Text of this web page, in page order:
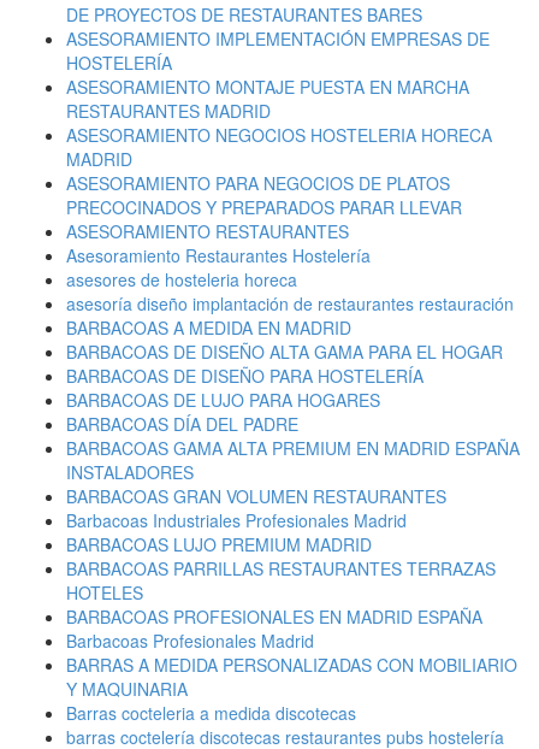
DE PROYECTOS DE RESTAURANTES BARES
ASESORAMIENTO IMPLEMENTACIÓN EMPRESAS DE
HOSTELERÍA
ASESORAMIENTO MONTAJE PUESTA EN MARCHA
RESTAURANTES MADRID
ASESORAMIENTO NEGOCIOS HOSTELERIA HORECA
MADRID
ASESORAMIENTO PARA NEGOCIOS DE PLATOS
PRECOCINADOS Y PREPARADOS PARAR LLEVAR
ASESORAMIENTO RESTAURANTES
Asesoramiento Restaurantes Hostelería
asesores de hosteleria horeca
asesoría diseño implantación de restaurantes restauración
BARBACOAS A MEDIDA EN MADRID
BARBACOAS DE DISEÑO ALTA GAMA PARA EL HOGAR
BARBACOAS DE DISEÑO PARA HOSTELERÍA
BARBACOAS DE LUJO PARA HOGARES
BARBACOAS DÍA DEL PADRE
BARBACOAS GAMA ALTA PREMIUM EN MADRID ESPAÑA
INSTALADORES
BARBACOAS GRAN VOLUMEN RESTAURANTES
Barbacoas Industriales Profesionales Madrid
BARBACOAS LUJO PREMIUM MADRID
BARBACOAS PARRILLAS RESTAURANTES TERRAZAS
HOTELES
BARBACOAS PROFESIONALES EN MADRID ESPAÑA
Barbacoas Profesionales Madrid
BARRAS A MEDIDA PERSONALIZADAS CON MOBILIARIO
Y MAQUINARIA
Barras cocteleria a medida discotecas
barras coctelería discotecas restaurantes pubs hostelería